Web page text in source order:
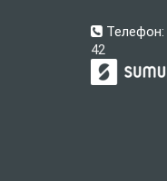
Телефон:
42